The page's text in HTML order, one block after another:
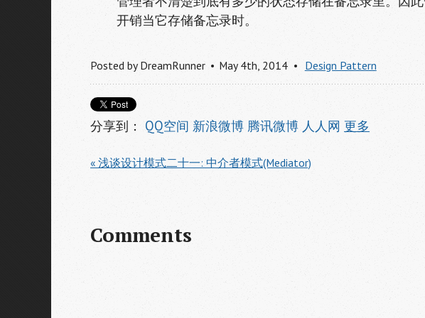
开销当它存储备忘录时。
Posted by DreamRunner May 4th , 2014 Design Pattern
分享到： QQ空间 新浪微博 腾讯微博 人人网 更多
« 浅谈设计模式二十一: 中介者模式(Mediator)
Comments